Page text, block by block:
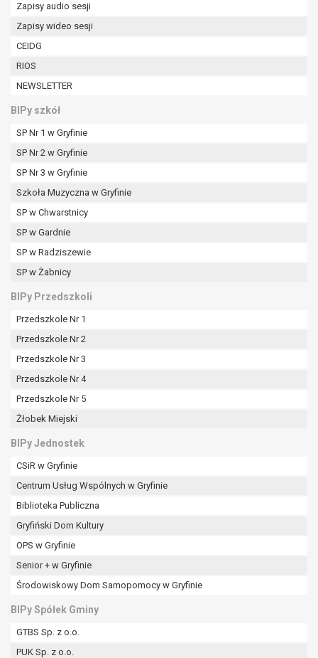
Zapisy audio sesji
Zapisy wideo sesji
CEIDG
RIOS
NEWSLETTER
BIPy szkół
SP Nr 1 w Gryfinie
SP Nr 2 w Gryfinie
SP Nr 3 w Gryfinie
Szkoła Muzyczna w Gryfinie
SP w Chwarstnicy
SP w Gardnie
SP w Radziszewie
SP w Żabnicy
BIPy Przedszkoli
Przedszkole Nr 1
Przedszkole Nr 2
Przedszkole Nr 3
Przedszkole Nr 4
Przedszkole Nr 5
Żłobek Miejski
BIPy Jednostek
CSiR w Gryfinie
Centrum Usług Wspólnych w Gryfinie
Biblioteka Publiczna
Gryfiński Dom Kultury
OPS w Gryfinie
Senior + w Gryfinie
Środowiskowy Dom Samopomocy w Gryfinie
BIPy Spółek Gminy
GTBS Sp. z o.o.
PUK Sp. z o.o.
W przypadku gdy przetwarzanie danych
cofnięcia tej zgody w dowolnym momencie.
Cofnięcie to nie ma wpływu na zgodność
zgody przed jej cofnięciem.
Przysługuje Pani/Panu prawo wniesienia skargi do
organu nadzorczego na niezgodne z prawem
przez administratora.
Organem właściwym do wniesienia skargi jest
Prezes Urzędu Ochrony Danych Osobowych.
W zależności od sfery, w której przetwarzane są
dobrowolne albo jest wymogiem ustawowym lub
umownym.
zautomatyzowanemu podejmowaniu decyzji, w
tym również profilowaniu.